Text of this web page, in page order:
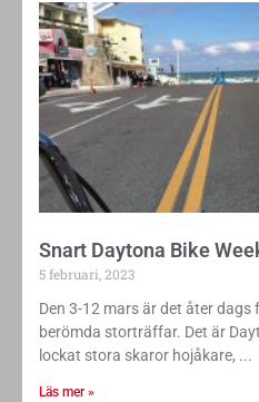
Snart Daytona Bike
5 februari, 2023
Den 3-12 mars är det åter dags
berömda storträffar. Det är
lockat stora skaror hojåkare,
Läs mer »